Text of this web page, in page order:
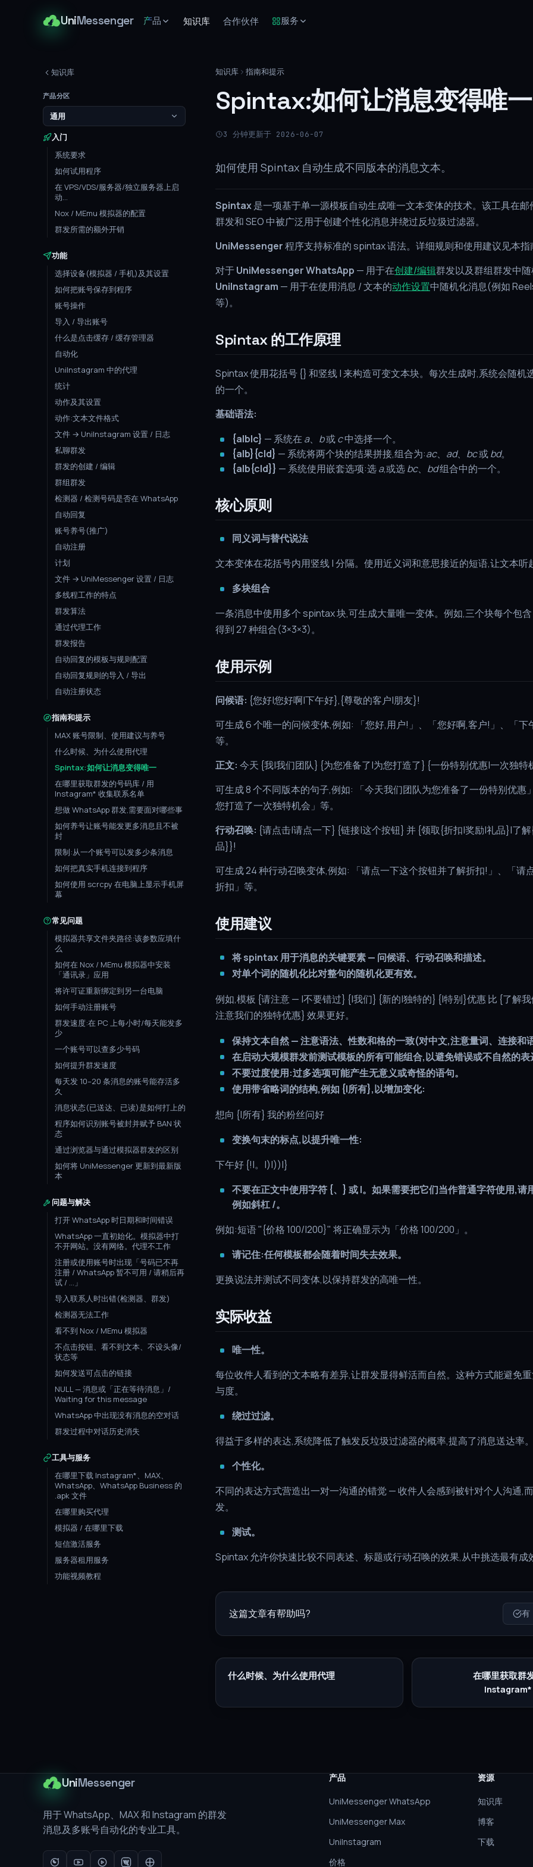
UniMessenger 产品 知识库 合作伙伴 服务
知识库
产品分区
通用
入门
系统要求
如何试用程序
在 VPS/VDS/服务器/独立服务器上启
动...
Nox / MEmu 模拟器的配置
群发所需的额外开销
功能
选择设备(模拟器 / 手机)及其设置
如何把账号保存到程序
账号操作
导入 / 导出账号
什么是点击缓存 / 缓存管理器
自动化
UniInstagram 中的代理
统计
动作及其设置
动作:文本文件格式
文件 → UniInstagram 设置 / 日志
私聊群发
群发的创建 / 编辑
群组群发
检测器 / 检测号码是否在 WhatsApp
自动回复
账号养号(推广)
自动注册
计划
文件 → UniMessenger 设置 / 日志
多线程工作的特点
群发算法
通过代理工作
群发报告
自动回复的模板与规则配置
自动回复规则的导入 / 导出
自动注册状态
指南和提示
MAX 账号限制、使用建议与养号
什么时候、为什么使用代理
Spintax:如何让消息变得唯一
在哪里获取群发的号码库 / 用
Instagram* 收集联系名单
想做 WhatsApp 群发,需要面对哪些事
如何养号让账号能发更多消息且不被
封
限制:从一个账号可以发多少条消息
如何把真实手机连接到程序
如何使用 scrcpy 在电脑上显示手机屏
幕
常见问题
模拟器共享文件夹路径:该参数应填什
么
如何在 Nox / MEmu 模拟器中安装
「通讯录」应用
将许可证重新绑定到另一台电脑
如何手动注册账号
群发速度:在 PC 上每小时/每天能发多
少
一个账号可以查多少号码
如何提升群发速度
每天发 10–20 条消息的账号能存活多
久
消息状态(已送达、已读)是如何打上的
程序如何识别账号被封并赋予 BAN 状
态
通过浏览器与通过模拟器群发的区别
如何将 UniMessenger 更新到最新版
本
问题与解决
打开 WhatsApp 时日期和时间错误
WhatsApp 一直初始化。模拟器中打
不开网站。没有网络。代理不工作
注册或使用账号时出现「号码已不再
注册 / WhatsApp 暂不可用 / 请稍后再
试 / ...」
导入联系人时出错(检测器、群发)
检测器无法工作
看不到 Nox / MEmu 模拟器
不点击按钮、看不到文本、不设头像/
状态等
如何发送可点击的链接
NULL — 消息或「正在等待消息」/
Waiting for this message
WhatsApp 中出现没有消息的空对话
群发过程中对话历史消失
工具与服务
在哪里下载 Instagram*、MAX、
WhatsApp、WhatsApp Business 的
.apk 文件
在哪里购买代理
模拟器 / 在哪里下载
短信激活服务
服务器租用服务
功能视频教程
知识库 指南和提示
Spintax:如何让消息变得唯一
3 分钟更新于 2026-06-07
如何使用 Spintax 自动生成不同版本的消息文本。
Spintax是一项基于单一源模板自动生成唯一文本变体的技术。该工具在邮
群发和 SEO 中被广泛用于创建个性化消息并绕过反垃圾过滤器。
UniMessenger程序支持标准的 spintax 语法。详细规则和使用建议见本指
对于UniMessenger WhatsApp — 用于在创建/编辑群发以及群组群发中
UniInstagram — 用于在使用消息 / 文本的动作设置中随机化消息(例如
等)。
Spintax 的工作原理
Spintax 使用花括号 {} 和竖线 | 来构造可变文本块。每次生成时,系统会随机
的一个。
基础语法:
{a|b|c} — 系统在 a、 b或c中选择一个。
{a|b}{c|d} — 系统将两个块的结果拼接,组合为:ac、 ad、 bc或bd。
{a|b{c|d}} — 系统使用嵌套选项:选a,或选bc、 bd组合中的一个。
核心原则
同义词与替代说法
文本变体在花括号内用竖线 | 分隔。使用近义词和意思接近的短语,让文本听
多块组合
一条消息中使用多个 spintax 块,可生成大量唯一变体。例如,三个块每个包
得到 27 种组合(3×3×3)。
使用示例
问候语: {您好|您好啊|下午好},{尊敬的客户|朋友}!
可生成 6 个唯一的问候变体,例如: 「您好,用户!」、「您好啊,客户!」、「下
等。
正文: 今天 {我|我们团队} {为您准备了|为您打造了} {一份特别优惠|一次独特
可生成 8 个不同版本的句子,例如: 「今天我们团队为您准备了一份特别优惠
您打造了一次独特机会」等。
行动召唤: {请点击|请点一下} {链接|这个按钮} 并 {领取{折扣|奖励|礼品}|了
品}}!
可生成 24 种行动召唤变体,例如: 「请点一下这个按钮并了解折扣!」、「请
折扣」等。
使用建议
将 spintax 用于消息的关键要素 — 问候语、行动召唤和描述。
对单个词的随机化比对整句的随机化更有效。
例如,模板 {请注意 — |不要错过} {|我们} {新的|独特的} {|特别}优惠 比 {了解
注意我们的独特优惠} 效果更好。
保持文本自然 — 注意语法、性数和格的一致(对中文,注意量词、连接和
在启动大规模群发前测试模板的所有可能组合,以避免错误或不自然的表
不要过度使用:过多选项可能产生无意义或奇怪的语句。
使用带省略词的结构,例如 {|所有},以增加变化:
想向 {|所有} 我的粉丝问好
变换句末的标点,以提升唯一性:
下午好 {!|。|)|))|}
不要在正文中使用字符 {、} 或 |。如果需要把它们当作普通字符使用,请
例如斜杠 /。
例如:短语 "{价格 100/|200}" 将正确显示为「价格 100/200」。
请记住:任何模板都会随着时间失去效果。
更换说法并测试不同变体,以保持群发的高唯一性。
实际收益
唯一性。
每位收件人看到的文本略有差异,让群发显得鲜活而自然。这种方式能避免
与度。
绕过过滤。
得益于多样的表达,系统降低了触发反垃圾过滤器的概率,提高了消息送达率。
个性化。
不同的表达方式营造出一对一沟通的错觉 — 收件人会感到被针对个人沟通,
发。
测试。
Spintax 允许你快速比较不同表述、标题或行动召唤的效果,从中挑选最有成
这篇文章有帮助吗? 有
什么时候、为什么使用代理
在哪里获取群
Instagram*
UniMessenger
用于 WhatsApp、MAX 和 Instagram 的群发
消息及多账号自动化的专业工具。
产品
UniMessenger WhatsApp
UniMessenger Max
UniInstagram
价格
资源
知识库
博客
下载